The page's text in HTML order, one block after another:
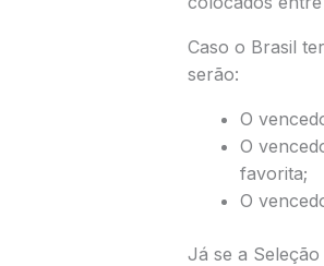
Caso o Brasil
serão:
O
O
favorita;
O
Já se a